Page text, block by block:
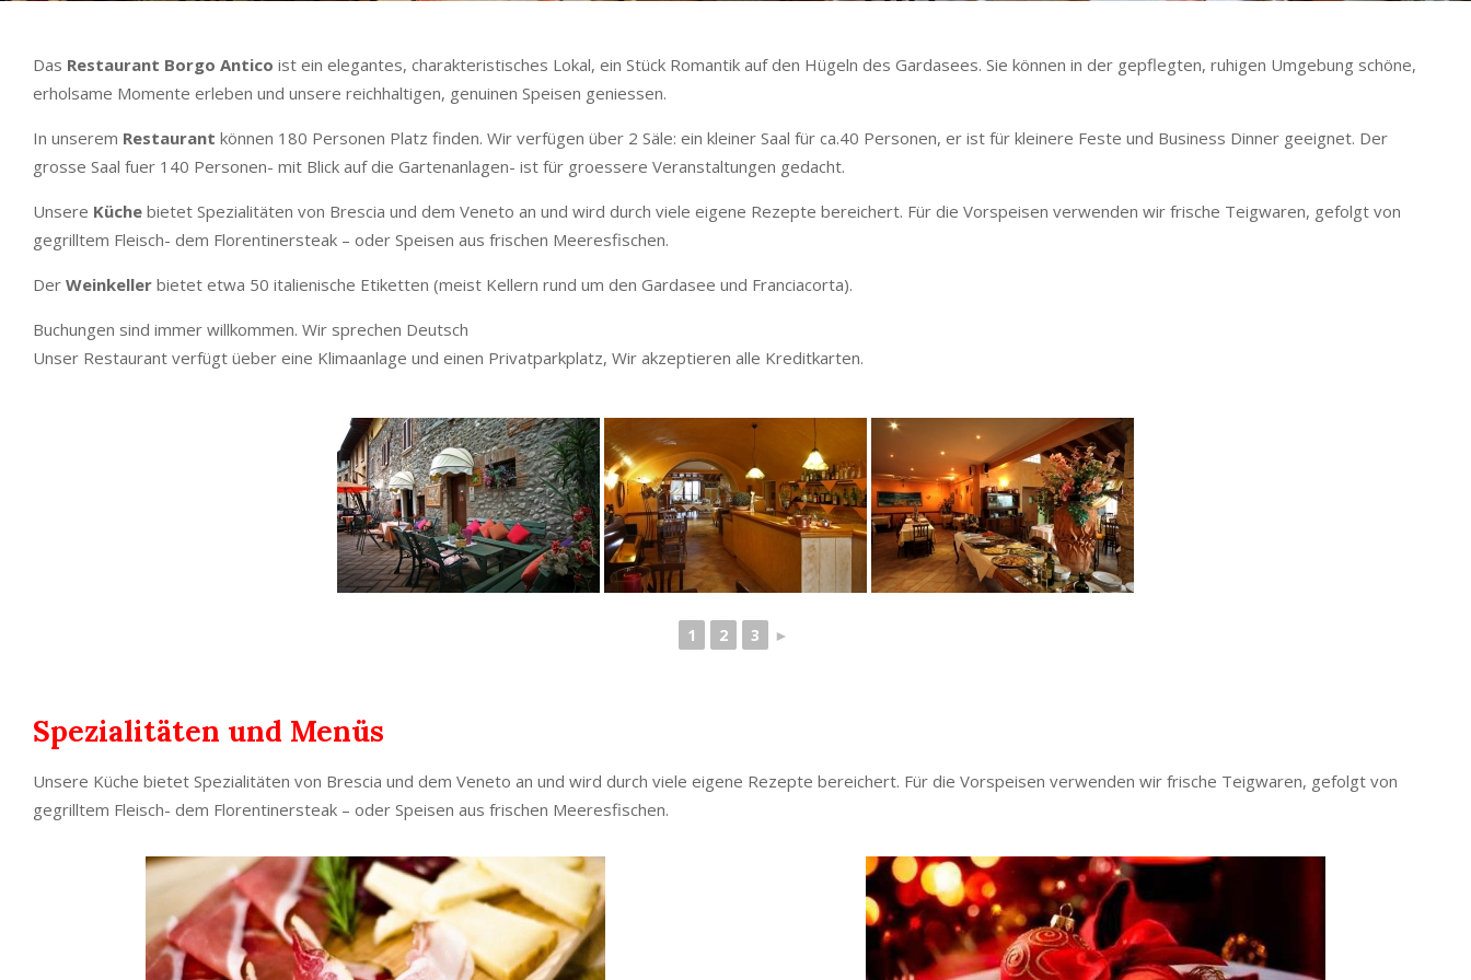
Das Restaurant Borgo Antico ist ein elegantes, charakteristisches Lokal, ein Stück Romantik auf den Hügeln des Gardasees. Sie können in der gepflegten, ruhigen Umgebung schöne,
erholsame Momente erleben und unsere reichhaltigen, genuinen Speisen geniessen.
In unserem Restaurant können 180 Personen Platz finden. Wir verfügen über 2 Säle: ein kleiner Saal für ca.40 Personen, er ist für kleinere Feste und Business Dinner geeignet. Der
grosse Saal fuer 140 Personen- mit Blick auf die Gartenanlagen- ist für groessere Veranstaltungen gedacht.
Unsere Küche bietet Spezialitäten von Brescia und dem Veneto an und wird durch viele eigene Rezepte bereichert. Für die Vorspeisen verwenden wir frische Teigwaren, gefolgt von
gegrilltem Fleisch- dem Florentinersteak – oder Speisen aus frischen Meeresfischen.
Der Weinkeller bietet etwa 50 italienische Etiketten (meist Kellern rund um den Gardasee und Franciacorta).
Buchungen sind immer willkommen. Wir sprechen Deutsch
Unser Restaurant verfügt üeber eine Klimaanlage und einen Privatparkplatz, Wir akzeptieren alle Kreditkarten.
1 2 3 ►
Spezialitäten und Menüs
Unsere Küche bietet Spezialitäten von Brescia und dem Veneto an und wird durch viele eigene Rezepte bereichert. Für die Vorspeisen verwenden wir frische Teigwaren, gefolgt von
gegrilltem Fleisch- dem Florentinersteak – oder Speisen aus frischen Meeresfischen.